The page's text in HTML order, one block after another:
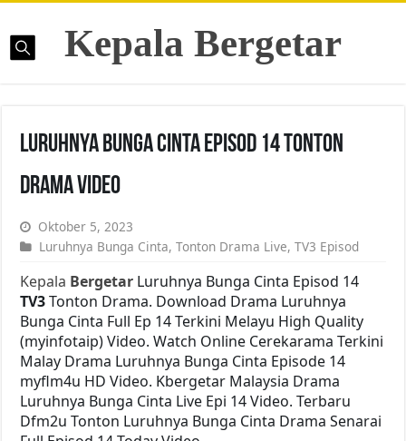
Kepala Bergetar
Luruhnya Bunga Cinta Episod 14 Tonton
Drama Video
Oktober 5, 2023
Luruhnya Bunga Cinta,Tonton Drama Live,TV3 Episod
Kepala Bergetar Luruhnya Bunga Cinta Episod 14
TV3Tonton Drama. Download Drama Luruhnya
Bunga Cinta Full Ep 14 Terkini Melayu High Quality
(myinfotaip) Video. Watch Online Cerekarama Terkini
Malay Drama Luruhnya Bunga Cinta Episode 14
myflm4u HD Video. Kbergetar Malaysia Drama
Luruhnya Bunga Cinta Live Epi 14 Video. Terbaru
Dfm2u Tonton Luruhnya Bunga Cinta Drama Senarai